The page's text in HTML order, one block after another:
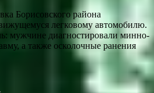
Борисовского района
легковому автомобилю.
мужчине диагностировали минно-
а также осколочные ранения